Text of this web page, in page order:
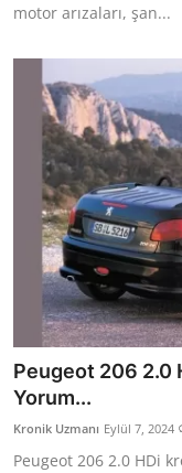
motor arızaları, şan...
Peugeot 206 2.0
Yorum...
Kronik Uzmanı Eylül 7, 2024
Peugeot 206 2.0 HDi